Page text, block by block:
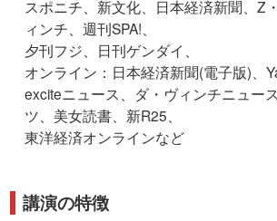
スポニチ、新文化、日本経済新聞、Z
ィンチ、週刊SPA!、
夕刊フジ、日刊ゲンダイ、
オンライン：日本経済新聞(電子版)、
exciteニュース、ダ・ヴィンチニュー
ツ、美女読書、新R25、
東洋経済オンラインなど
講演の特徴